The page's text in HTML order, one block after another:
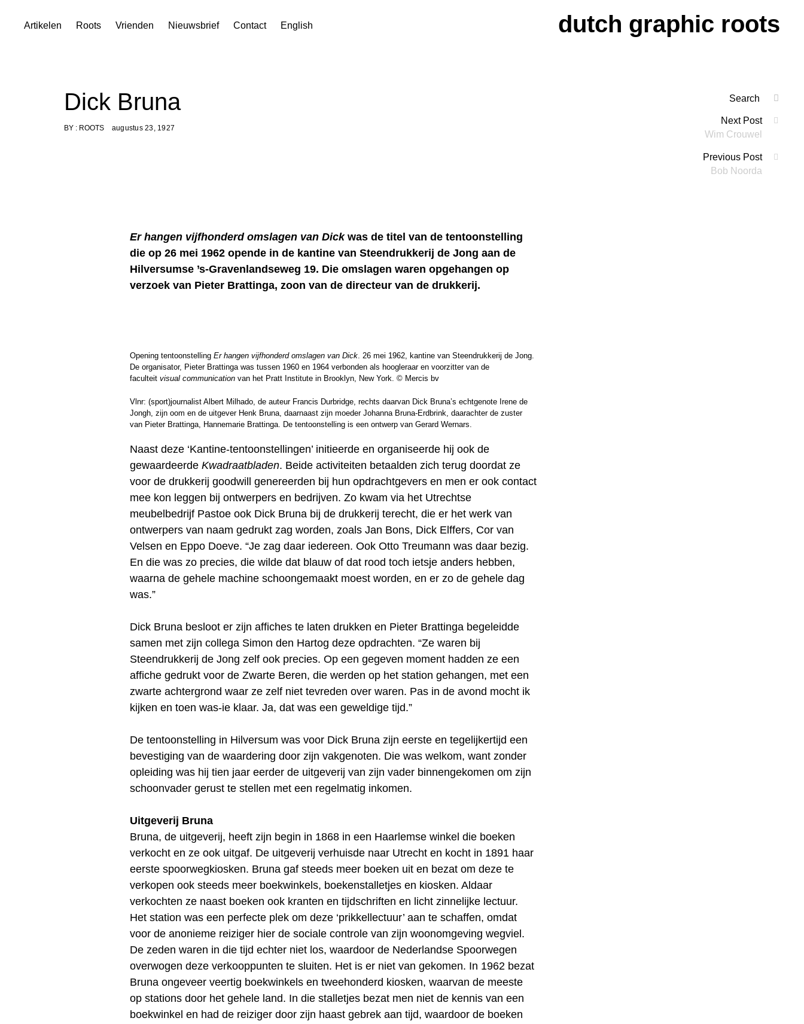
Skip
dutch graphic roots
Artikelen Roots Vrienden Nieuwsbrief Contact English
Dick Bruna
BY : ROOTS augustus 23, 1927
Er hangen vijfhonderd omslagen van Dickwas de titel van de tentoonstelling
die op 26 mei 1962 opende in de kantine van Steendrukkerij de Jong aan de
Hilversumse ’s-Gravenlandseweg 19. Die omslagen waren opgehangen op
verzoek van Pieter Brattinga, zoon van de directeur van de drukkerij.
Opening tentoonstelling Er hangen vijfhonderd omslagen van Dick. 26 mei 1962, kantine van Steendrukkerij de Jong.
De organisator, Pieter Brattinga was tussen 1960 en 1964 verbonden als hoogleraar en voorzitter van de
faculteit visual communication van het Pratt Institute in Brooklyn, New York. © Mercis bv
Vlnr: (sport)journalist Albert Milhado, de auteur Francis Durbridge, rechts daarvan Dick Bruna’s echtgenote Irene de
Jongh, zijn oom en de uitgever Henk Bruna, daarnaast zijn moeder Johanna Bruna-Erdbrink, daarachter de zuster
van Pieter Brattinga, Hannemarie Brattinga. De tentoonstelling is een ontwerp van Gerard Wernars.
Naast deze ‘Kantine-tentoonstellingen’ initieerde en organiseerde hij ook de
gewaardeerde Kwadraatbladen. Beide activiteiten betaalden zich terug doordat ze
voor de drukkerij goodwill genereerden bij hun opdrachtgevers en men er ook contact
mee kon leggen bij ontwerpers en bedrijven. Zo kwam via het Utrechtse
meubelbedrijf Pastoe ook Dick Bruna bij de drukkerij terecht, die er het werk van
ontwerpers van naam gedrukt zag worden, zoals Jan Bons, Dick Elffers, Cor van
Velsen en Eppo Doeve. “Je zag daar iedereen. Ook Otto Treumann was daar bezig.
En die was zo precies, die wilde dat blauw of dat rood toch ietsje anders hebben,
waarna de gehele machine schoongemaakt moest worden, en er zo de gehele dag
was.”
Dick Bruna besloot er zijn affiches te laten drukken en Pieter Brattinga begeleidde
samen met zijn collega Simon den Hartog deze opdrachten. “Ze waren bij
Steendrukkerij de Jong zelf ook precies. Op een gegeven moment hadden ze een
affiche gedrukt voor de Zwarte Beren, die werden op het station gehangen, met een
zwarte achtergrond waar ze zelf niet tevreden over waren. Pas in de avond mocht ik
kijken en toen was-ie klaar. Ja, dat was een geweldige tijd.”
De tentoonstelling in Hilversum was voor Dick Bruna zijn eerste en tegelijkertijd een
bevestiging van de waardering door zijn vakgenoten. Die was welkom, want zonder
opleiding was hij tien jaar eerder de uitgeverij van zijn vader binnengekomen om zijn
schoonvader gerust te stellen met een regelmatig inkomen.
Uitgeverij Bruna
Bruna, de uitgeverij, heeft zijn begin in 1868 in een Haarlemse winkel die boeken
verkocht en ze ook uitgaf. De uitgeverij verhuisde naar Utrecht en kocht in 1891 haar
eerste spoorwegkiosken. Bruna gaf steeds meer boeken uit en bezat om deze te
verkopen ook steeds meer boekwinkels, boekenstalletjes en kiosken. Aldaar
verkochten ze naast boeken ook kranten en tijdschriften en licht zinnelijke lectuur.
Het station was een perfecte plek om deze ‘prikkellectuur’ aan te schaffen, omdat
voor de anonieme reiziger hier de sociale controle van zijn woonomgeving wegviel.
De zeden waren in die tijd echter niet los, waardoor de Nederlandse Spoorwegen
overwogen deze verkooppunten te sluiten. Het is er niet van gekomen. In 1962 bezat
Bruna ongeveer veertig boekwinkels en tweehonderd kiosken, waarvan de meeste
op stations door het gehele land. In die stalletjes bezat men niet de kennis van een
boekwinkel en had de reiziger door zijn haast gebrek aan tijd, waardoor de boeken
Next Post
Wim Crouwel
Previous Post
Bob Noorda